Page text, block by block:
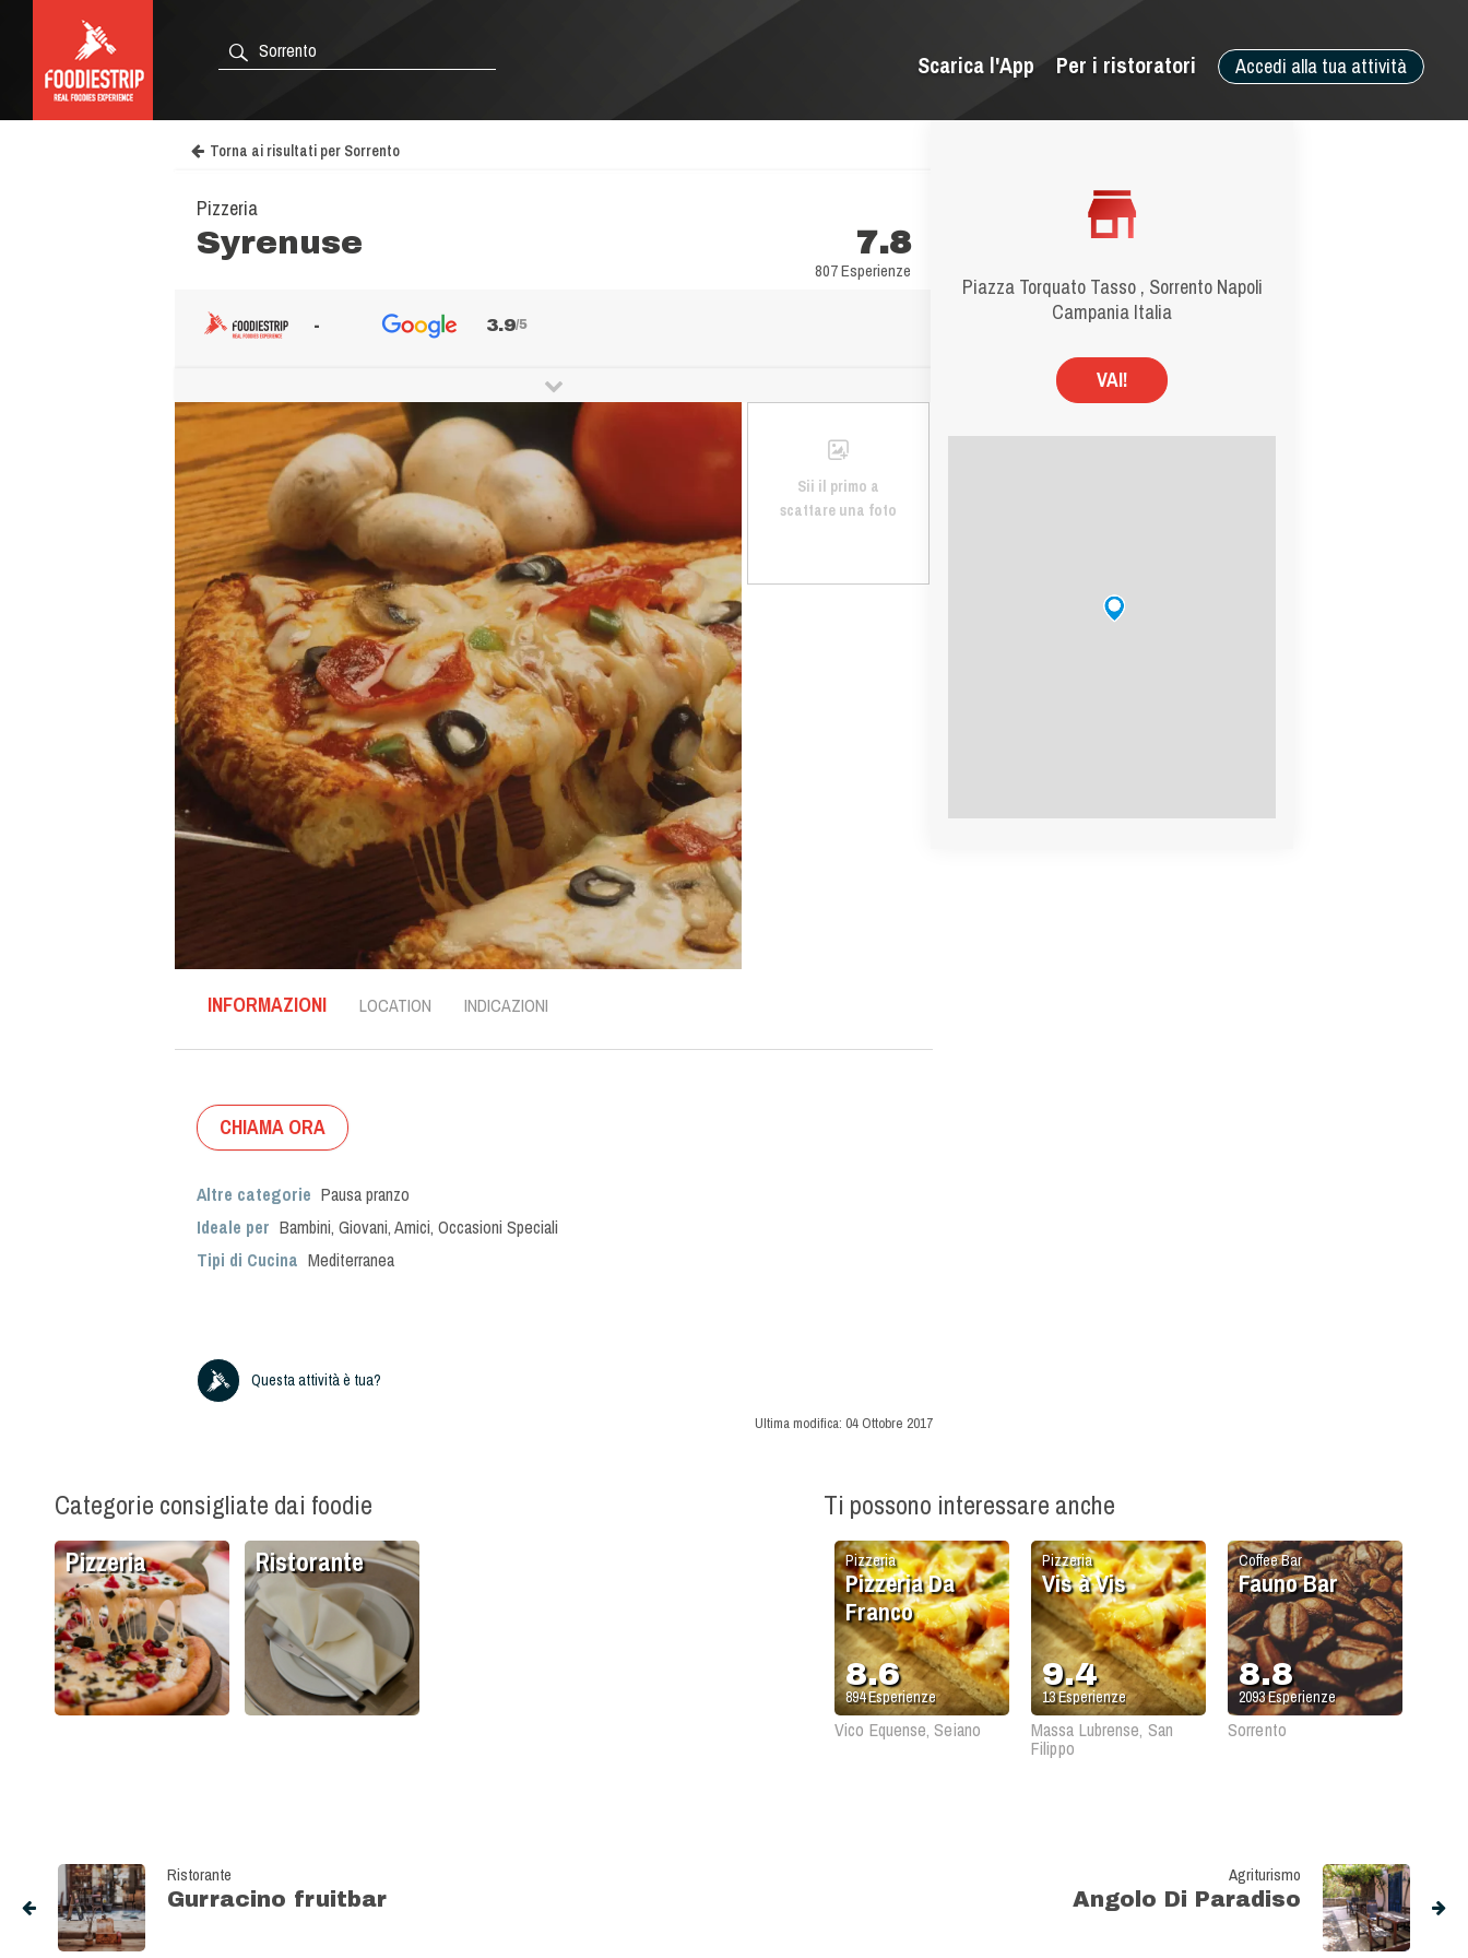
Accedi alla tua attività
Per i ristoratori
Scarica l'App
Piazza Torquato Tasso , Sorrento Napoli
Campania Italia
VAI!
Torna ai risultati per Sorrento
Pizzeria
Syrenuse 7.8
807 Esperienze
- 3.9/5
Sii il primo a
scattare una foto
INFORMAZIONI LOCATION INDICAZIONI
CHIAMA ORA
Altre categorie Pausa pranzo
Ideale per Bambini, Giovani,Amici, Occasioni Speciali
Tipi di Cucina Mediterranea
Questa attività è tua?
Ultima modifica: 04 Ottobre 2017
Categorie consigliate dai foodie
Pizzeria Ristorante
Ti possono interessare anche
Coffee Bar
Fauno Bar
8.8
2093Esperienze
Sorrento
Pizzeria
Vis à Vis
9.4
13Esperienze
Massa Lubrense, San
Filippo
Pizzeria
Pizzeria Da
Franco
8.6
894Esperienze
Vico Equense, Seiano
Ristorante
Gurracino fruitbar
Agriturismo
Angolo Di Paradiso